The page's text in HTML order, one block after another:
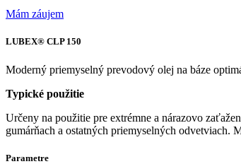
Mám záujem
LUBEX® CLP 150
Moderný priemyselný prevodový olej na báze
Typické použitie
Určeny na použitie pre extrémne a nárazovo
gumárňach a ostatných priemyselných
Parametre